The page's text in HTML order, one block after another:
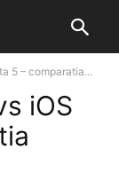
5 – comparatia...
iOS